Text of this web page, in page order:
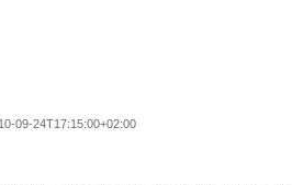
09-24T17:15:00+02:00